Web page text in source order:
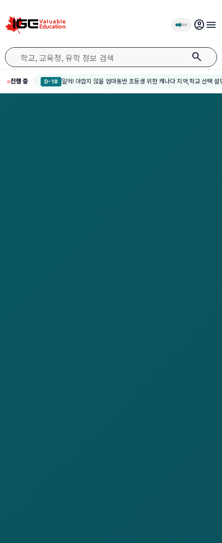
search
account_circlemenu
진행 중 D-18 일억! 아깝지 않을 엄마동반 초등생 위한 캐나다 지역,학교 선택